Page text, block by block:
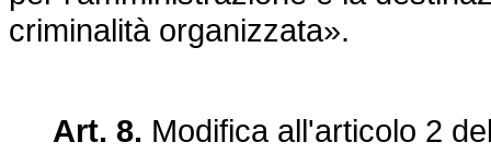
criminalità organizzata».
Art. 8. Modifica all'articolo 2